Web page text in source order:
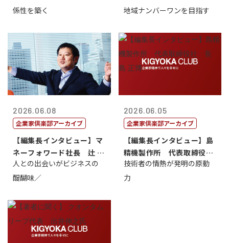
係性を築く
地域ナンバーワンを目指す
2026.06.08
企業家倶楽部アーカイブ
【編集長インタビュー】マ
ネーフォワード社長 辻 庸
介
人との出会いがビジネスの
醍醐味／
2026.06.05
企業家倶楽部アーカイブ
【編集長インタビュー】島
精機製作所 代表取締役
社 長 島 正...
技術者の情熱が発明の原動
力